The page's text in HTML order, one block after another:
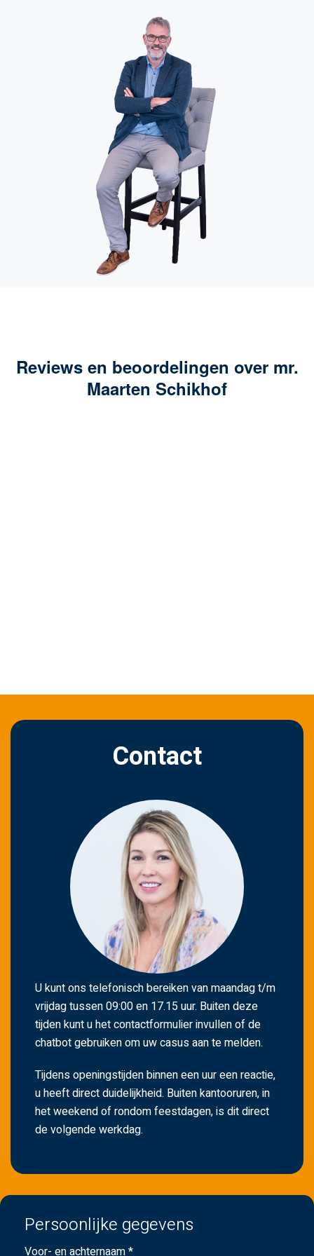
Reviews en beoordelingen over mr.
Maarten Schikhof
Contact
U kunt ons telefonisch bereiken van maandag t/m
vrijdag tussen 09:00 en 17.15 uur. Buiten deze
tijden kunt u het contactformulier invullen of de
chatbot gebruiken om uw casus aan te melden.
Tijdens openingstijden binnen een uur een reactie,
u heeft direct duidelijkheid. Buiten kantooruren, in
het weekend of rondom feestdagen, is dit direct
de volgende werkdag.
Persoonlijke gegevens
Voor- en achternaam *